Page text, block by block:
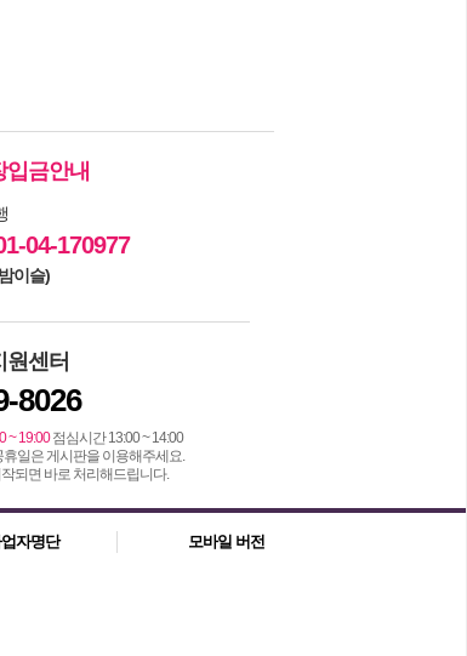
입금안내
04-170977
이슬)
원센터
8026
~ 19:00점심시간 13:00 ~ 14:00
휴일은 게시판을 이용해주세요.
되면 바로 처리해드립니다.
자명단 모바일 버전